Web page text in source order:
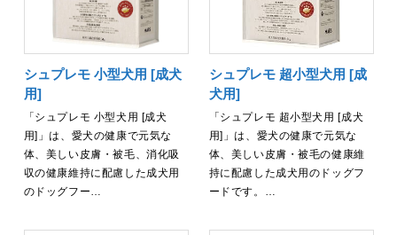
シュプレモ 小型犬用 [成犬
用]
「シュプレモ 小型犬用 [成犬
用]」は、愛犬の健康で元気な
体、美しい皮膚・被毛、消化吸
収の健康維持に配慮した成犬用
のドッグフー…
シュプレモ 超小型犬用 [成
犬用]
「シュプレモ 超小型犬用 [成犬
用]」は、愛犬の健康で元気な
体、美しい皮膚・被毛の健康維
持に配慮した成犬用のドッグフ
ードです。…